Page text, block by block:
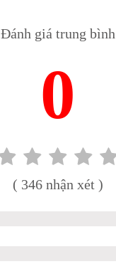
Đánh giá trung bình
0
( 346 nhận xét )